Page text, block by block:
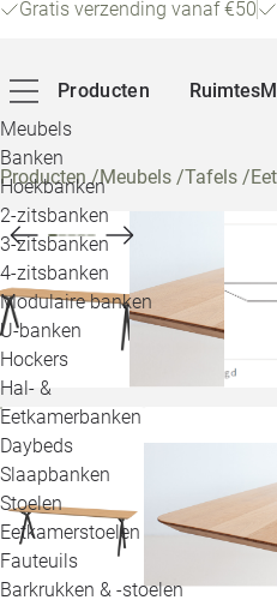
Gratis verzending vanaf €50
Producten
Meubels
Banken
Hoekbanken
2-zitsbanken
3-zitsbanken
4-zitsbanken
Modulaire banken
U-banken
Hockers
Hal- &
Eetkamerbanken
Daybeds
Slaapbanken
Stoelen
Eetkamerstoelen
Fauteuils
Barkrukken & -stoelen
Ruimtes
Producten/Meubels /Tafels /